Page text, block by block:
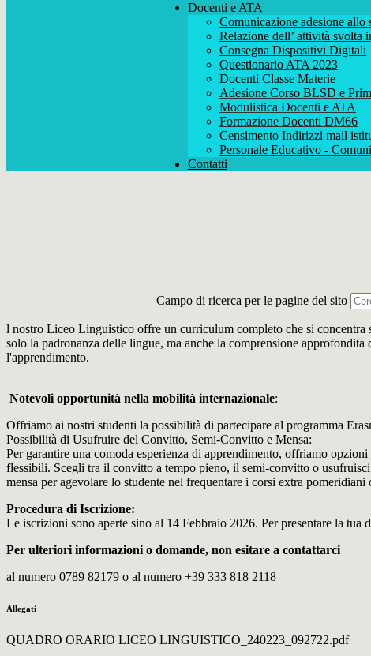
Docenti e ATA
Comunicazione adesione allo
Relazione dell’ attività svolta
Consegna Dispositivi Digitali
Questionario ATA 2023
Docenti Classe Materie
Adesione Corso BLSD e
Modulistica Docenti e ATA
Formazione Docenti DM66
Censimento Indirizzi mail
Personale Educativo -
Contatti
Campo di ricerca per le pagine del sito
l nostro Liceo Linguistico offre un curriculum completo che si
solo la padronanza delle lingue, ma anche la comprensione
l'apprendimento.
Notevoli opportunità nella mobilità internazionale:
Offriamo ai nostri studenti la possibilità di partecipare al programma
Possibilità di Usufruire del Convitto, Semi-Convitto e Mensa:
Per garantire una comoda esperienza di apprendimento, offriamo
flessibili. Scegli tra il convitto a tempo pieno, il semi-convitto o usufruisci
mensa per agevolare lo studente nel frequentare i corsi extra
Procedura di Iscrizione:
Le iscrizioni sono aperte sino al 14 Febbraio 2026. Per presentare la tua
Per ulteriori informazioni o domande, non esitare a contattarci
al numero 0789 82179 o al numero +39 333 818 2118
Allegati
QUADRO ORARIO LICEO LINGUISTICO_240223_092722.pdf